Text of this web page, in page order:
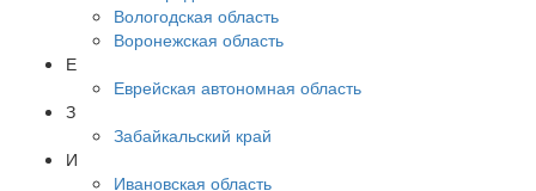
Вологодская область
Воронежская область
Е
Еврейская автономная область
З
Забайкальский край
И
Ивановская область